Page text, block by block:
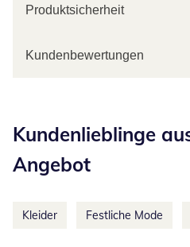
Produktsicherheit
Kundenbewertungen
Kundenlieblinge
Angebot
Kleider Festliche Mode